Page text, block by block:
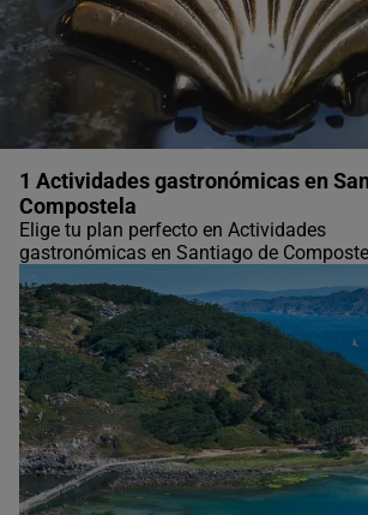
1 Actividades gastronómicas en
Compostela
Elige tu plan perfecto en Actividades
gastronómicas en Santiago de